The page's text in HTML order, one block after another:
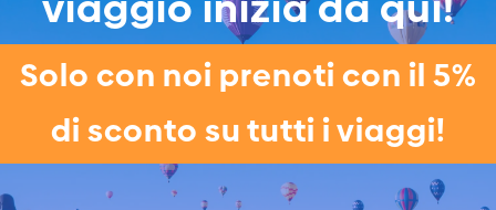
Solo con noi prenoti con il 5%
di sconto su tutti i viaggi!